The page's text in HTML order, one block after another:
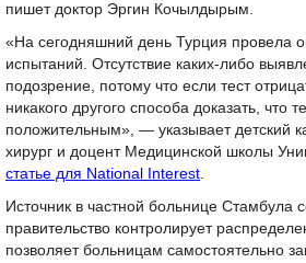
пишет доктор Эргин Кочылдырым.
«На сегодняшний день Турция провела
испытаний. Отсутствие каких-либо
подозрение, потому что если тест
никакого другого способа доказать, что
положительным», — указывает детский
хирург и доцент Медицинской школы
статье для National Interest.
Источник в частной больнице Стамбула
правительство контролирует
позволяет больницам самостоятельно